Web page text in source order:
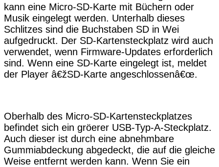
kann eine Micro-SD-Karte mit Büchern oder
Musik eingelegt werden. Unterhalb dieses
Schlitzes sind die Buchstaben SD in Wei
aufgedruckt. Der SD-Kartensteckplatz wird auch
verwendet, wenn Firmware-Updates erforderlich
sind. Wenn eine SD-Karte eingelegt ist, meldet
der Player â€žSD-Karte angeschlossenâ€œ.
Oberhalb des Micro-SD-Kartensteckplatzes
befindet sich ein gröerer USB-Typ-A-Steckplatz.
Auch dieser ist durch eine abnehmbare
Gummiabdeckung abgedeckt, die auf die gleiche
Weise entfernt werden kann. Wenn Sie ein